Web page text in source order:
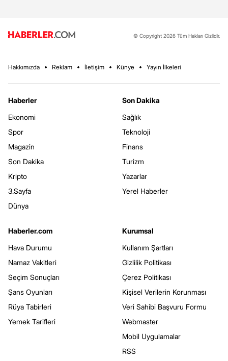
© Copyright 2026 Tüm Hakları Gizlidir.
Hakkımızda Reklam İletişim Künye Yayın İlkeleri
Haberler
Ekonomi
Spor
Magazin
Son Dakika
Kripto
3.Sayfa
Dünya
Son Dakika
Sağlık
Teknoloji
Finans
Turizm
Yazarlar
Yerel Haberler
Haberler.com
Hava Durumu
Namaz Vakitleri
Seçim Sonuçları
Şans Oyunları
Rüya Tabirleri
Yemek Tarifleri
Kurumsal
Kullanım Şartları
Gizlilik Politikası
Çerez Politikası
Kişisel Verilerin Korunması
Veri Sahibi Başvuru Formu
Webmaster
Mobil Uygulamalar
RSS